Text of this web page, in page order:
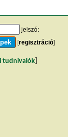
jelszó:
[regisztráció]
tudnivalók